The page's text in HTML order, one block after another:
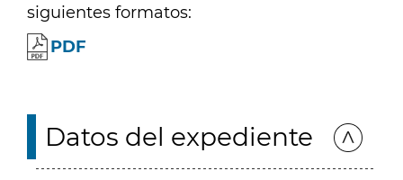
siguientes formatos:
PDF
Datos del expediente